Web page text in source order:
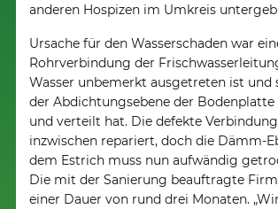
anderen Hospizen im Umkreis
Ursache für den Wasserschaden war
Rohrverbindung der
Wasser unbemerkt ausgetreten ist und
der Abdichtungsebene der
und verteilt hat. Die defekte
inzwischen repariert, doch die Dämm-
dem Estrich muss nun aufwändig
Die mit der Sanierung beauftragte
einer Dauer von rund drei Monaten.